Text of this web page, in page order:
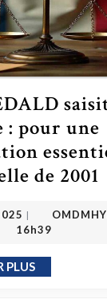
pour une
de 2001
|
16h39
PLUSEN SAVOIR PLUS